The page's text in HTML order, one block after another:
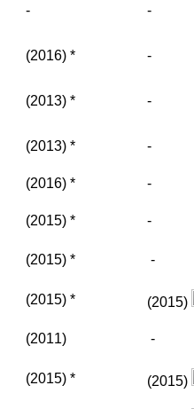
- -
(2016) * -
(2013) * -
(2013) * -
(2016) *
-
(2015) * -
(2015) * -
(2015) * (2015)
(2011) -
(2015) * (2015)